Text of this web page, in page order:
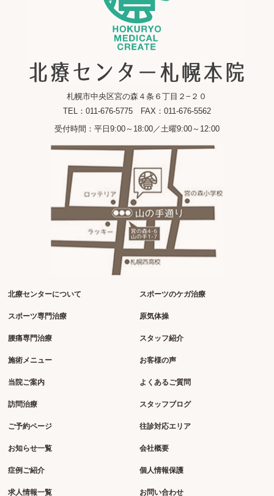
札幌市中央区宮の森４条６丁目２−２０
TEL：011-676-5775 FAX：011-676-5562
受付時間：平日9:00～18:00／土曜9:00～12:00
北療センターについて
スポーツ専門治療
腰痛専門治療
施術メニュー
当院ご案内
訪問治療
スポーツのケガ治療
原気体操
スタッフ紹介
お客様の声
よくあるご質問
スタッフブログ
ご予約ページ
お知らせ一覧
症例ご紹介
求人情報一覧
往診対応エリア
会社概要
個人情報保護
お問い合わせ